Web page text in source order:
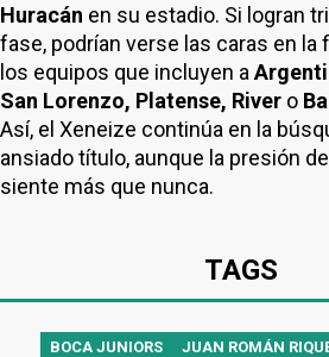
Huracán en su estadio. Si logran
fase, podrían verse las caras en la
los equipos que incluyen a
San Lorenzo, Platense, River o
Así, el Xeneize continúa en la
ansiado título, aunque la presión
siente más que nunca.
TAGS
BOCA JUNIORS JUAN ROMÁN